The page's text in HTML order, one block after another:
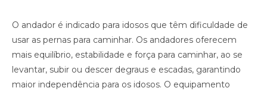
O andador é indicado para idosos que têm dificuldade de
usar as pernas para caminhar. Os andadores oferecem
mais equilíbrio, estabilidade e força para caminhar, ao se
levantar, subir ou descer degraus e escadas, garantindo
maior independência para os idosos. O equipamento